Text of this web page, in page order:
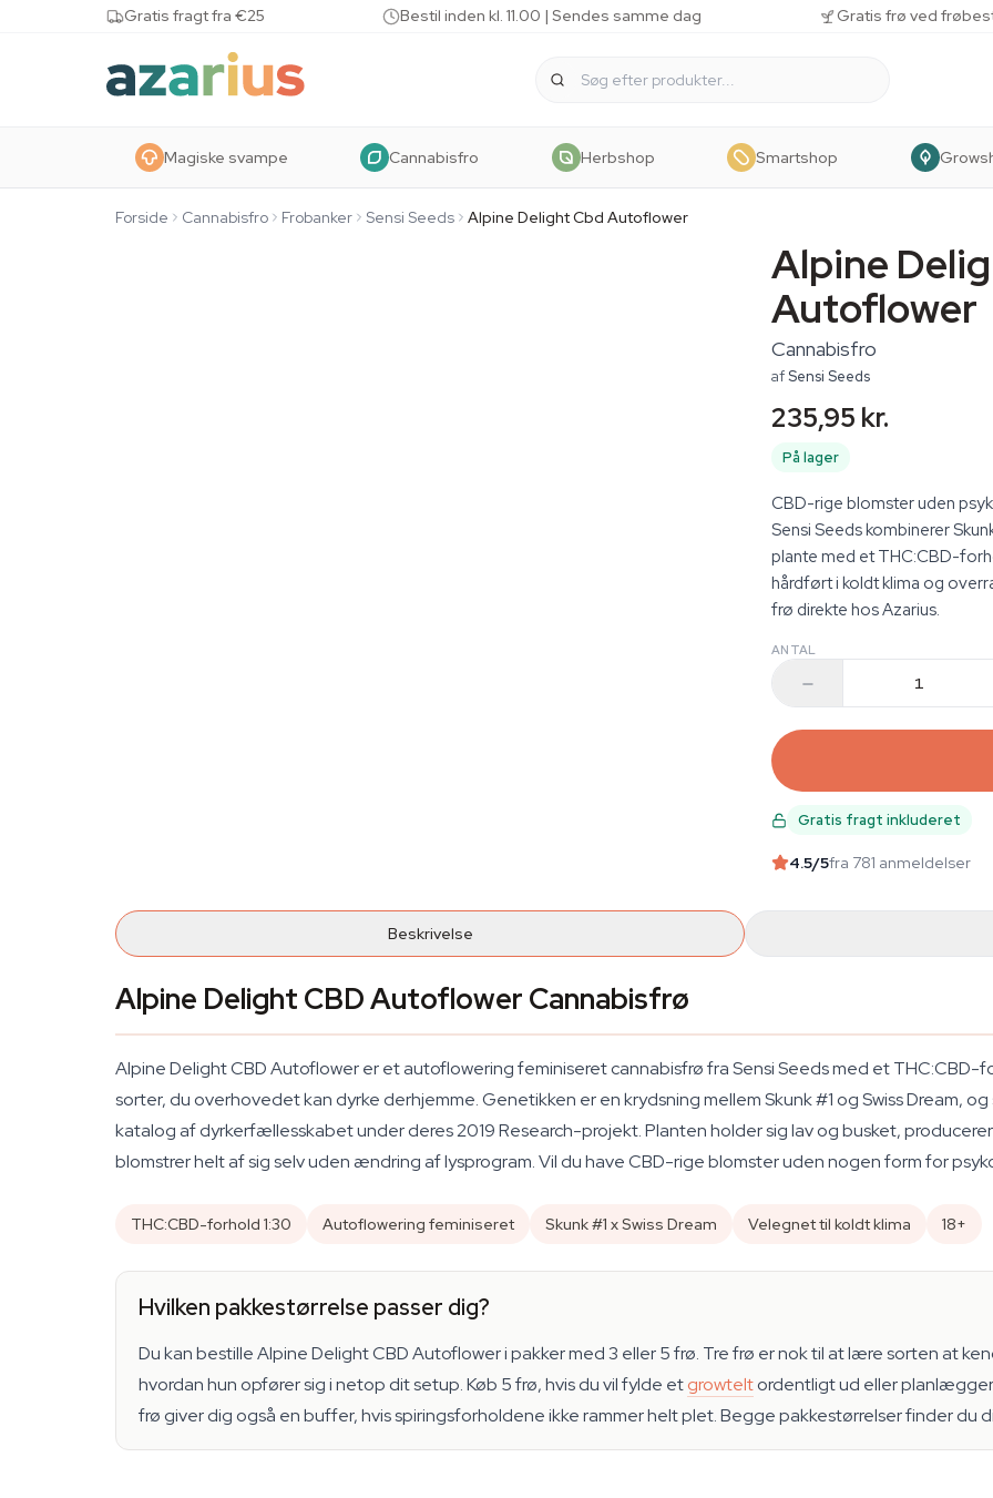
Skip to content Gratis fragt fra €25 Bestil inden kl. 11.00 | Sendes samme dag Gratis frø ved
Magiske svampe Cannabisfro Herbshop Smartshop
Forside Cannabisfro Frobanker Sensi Seeds Alpine Delight Cbd Autoflower
Alpine
Autoflower
Cannabisfro
afSensi Seeds
235,95 kr.
På lager
CBD-rige blomster uden
Sensi Seeds kombinerer
plante med et THC:CBD-
hårdført i koldt klima og
frø direkte hos Azarius.
ANTAL
Gratis fragt inkluderet
4.5/5fra 781 anmeldelser
Beskrivelse
Alpine Delight CBD Autoflower Cannabisfrø
Alpine Delight CBD Autoflower er et autoflowering feminiseret cannabisfrø fra Sensi Seeds med et
sorter, du overhovedet kan dyrke derhjemme. Genetikken er en krydsning mellem Skunk #1 og Swiss Dream,
katalog af dyrkerfællesskabet under deres 2019 Research-projekt. Planten holder sig lav og busket,
blomstrer helt af sig selv uden ændring af lysprogram. Vil du have CBD-rige blomster uden nogen form for
THC:CBD-forhold 1:30 Autoflowering feminiseret Skunk #1 x Swiss Dream Velegnet til koldt klima 18+
Hvilken pakkestørrelse passer dig?
Du kan bestille Alpine Delight CBD Autoflower i pakker med 3 eller 5 frø. Tre frø er nok til at lære sorten at
hvordan hun opfører sig i netop dit setup. Køb 5 frø, hvis du vil fylde etgrowteltordentligt ud eller
frø giver dig også en buffer, hvis spiringsforholdene ikke rammer helt plet. Begge pakkestørrelser finder du